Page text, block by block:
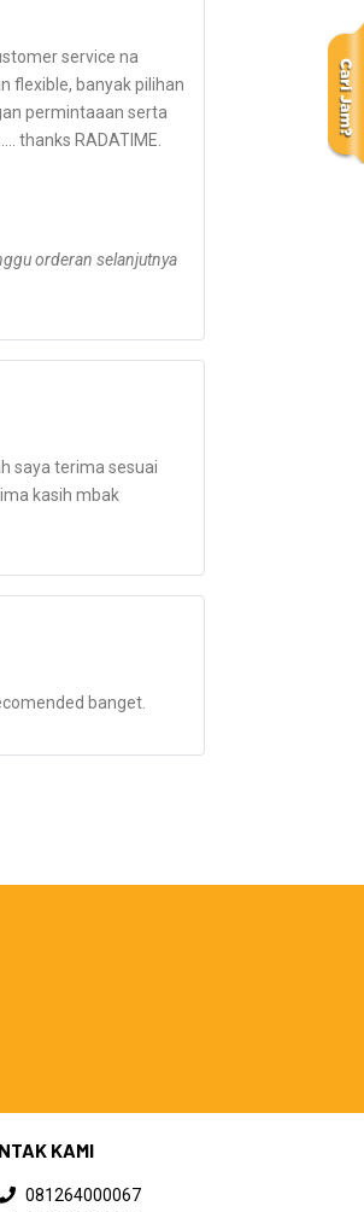
service na
flexible, banyak pilihan
permintaaan serta
thanks RADATIME.
orderan selanjutnya
saya terima sesuai
kasih mbak
banget.
sangat
KAMI
081264000067